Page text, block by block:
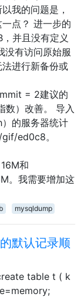
我的问题是，
点？ 进一步的
并且没有定义
没有访问原始服
进行新备份或
= 2建议的
数）改善。 导入
的服务器统计
ed0c8。
和
。我需要增加这
mysqldump
默认记录顺
table t ( k